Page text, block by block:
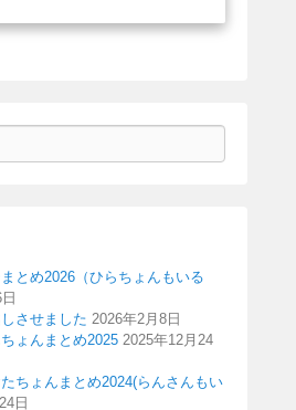
とめ2026（ひらちょんもいる
させました 2026年2月8日
ょんまとめ2025 2025年12月24
ちょんまとめ2024(らんさんもい
日